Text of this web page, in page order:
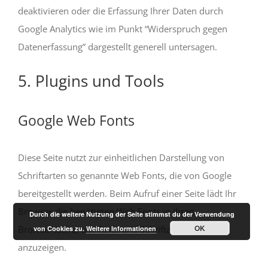
deaktivieren oder die Erfassung Ihrer Daten durch
Google Analytics wie im Punkt “Widerspruch gegen
Datenerfassung” dargestellt generell untersagen.
5. Plugins und Tools
Google Web Fonts
Diese Seite nutzt zur einheitlichen Darstellung von
Schriftarten so genannte Web Fonts, die von Google
bereitgestellt werden. Beim Aufruf einer Seite lädt Ihr
Browser die benötigten Web Fonts in ihren
Browsercache, um Texte und Schriftarten korrekt
anzuzeigen.
Durch die weitere Nutzung der Seite stimmst du der Verwendung
von Cookies zu.Weitere Informationen OK